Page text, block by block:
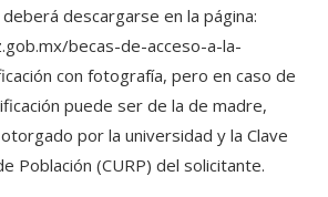
descargarse en la página:
becas-de-acceso-a-la-
con fotografía, pero en caso de
puede ser de la de madre,
por la universidad y la Clave
Población (CURP) del solicitante.